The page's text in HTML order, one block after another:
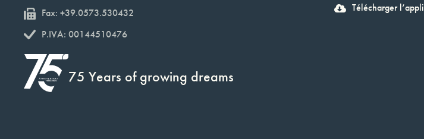
Fax: +39.0573.530432
P.IVA: 00144510476
75 Years of growing dreams
Télécharger l’appli